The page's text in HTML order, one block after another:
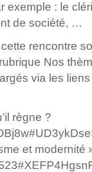
exemple : le
de société, …
rencontre
Nos
via les
règne ?
et modernité